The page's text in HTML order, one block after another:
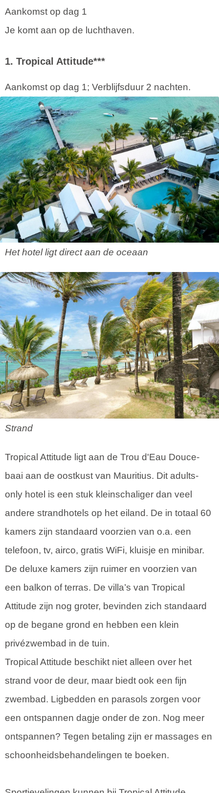
Aankomst op dag 1
Je komt aan op de luchthaven.
1. Tropical Attitude***
Aankomst op dag 1; Verblijfsduur 2 nachten.
Het hotel ligt direct aan de oceaan
Strand
Tropical Attitude ligt aan de Trou d'Eau Douce-
baai aan de oostkust van Mauritius. Dit adults-
only hotel is een stuk kleinschaliger dan veel
andere strandhotels op het eiland. De in totaal 60
kamers zijn standaard voorzien van o.a. een
telefoon, tv, airco, gratis WiFi, kluisje en minibar.
De deluxe kamers zijn ruimer en voorzien van
een balkon of terras. De villa’s van Tropical
Attitude zijn nog groter, bevinden zich standaard
op de begane grond en hebben een klein
privézwembad in de tuin.
Tropical Attitude beschikt niet alleen over het
strand voor de deur, maar biedt ook een fijn
zwembad. Ligbedden en parasols zorgen voor
een ontspannen dagje onder de zon. Nog meer
ontspannen? Tegen betaling zijn er massages en
schoonheidsbehandelingen te boeken.